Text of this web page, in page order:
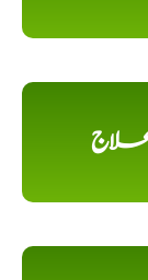
علاج